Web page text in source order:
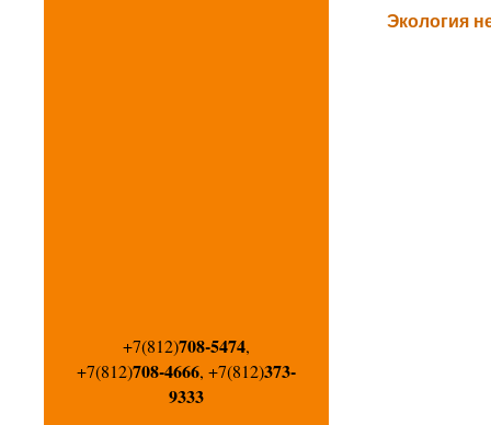
+7(812)708-5474,
+7(812)708-4666, +7(812)373-
9333
Экология